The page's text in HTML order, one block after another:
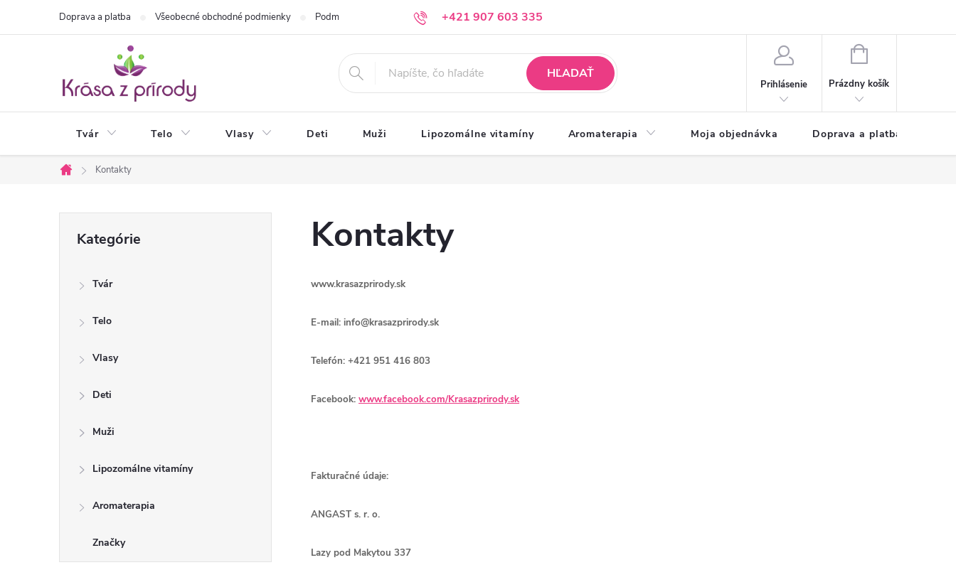
+421 907 603 335
info@krasazprirody.sk
Doprava a platba Všeobecné obchodné podmienky Podmienky ochrany osobných údajov Moja objednávka
HĽADAŤ
Prihlásenie
NÁKUPNÝ
Prázdny košík
Tvár Telo Vlasy Deti Muži Lipozomálne vitamíny Aromaterapia Moja objednávka Doprava a platba
Domov
Kontakty
kategórie
Kategórie
Tvár
Telo
Vlasy
Deti
Muži
Lipozomálne vitamíny
Aromaterapia
Značky
Kontakty
www.krasazprirody.sk
E-mail: info@krasazprirody.sk
Telefón: +421 951 416 803
Facebook: www.facebook.com/Krasazprirody.sk
Fakturačné údaje:
ANGAST s. r. o.
Lazy pod Makytou 337